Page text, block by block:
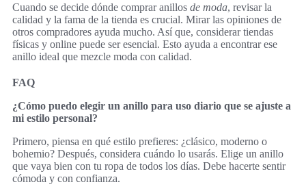
Cuando se decide dónde comprar anillos de moda, revisar la
calidad y la fama de la tienda es crucial. Mirar las opiniones de
otros compradores ayuda mucho. Así que, considerar tiendas
físicas y online puede ser esencial. Esto ayuda a encontrar ese
anillo ideal que mezcle moda con calidad.
FAQ
¿Cómo puedo elegir un anillo para uso diario que se ajuste a
mi estilo personal?
Primero, piensa en qué estilo prefieres: ¿clásico, moderno o
bohemio? Después, considera cuándo lo usarás. Elige un anillo
que vaya bien con tu ropa de todos los días. Debe hacerte sentir
cómoda y con confianza.